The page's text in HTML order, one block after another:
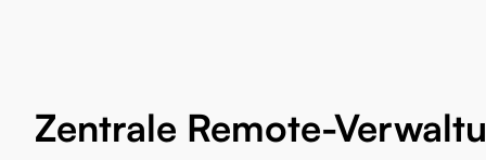
Zentrale Remote-